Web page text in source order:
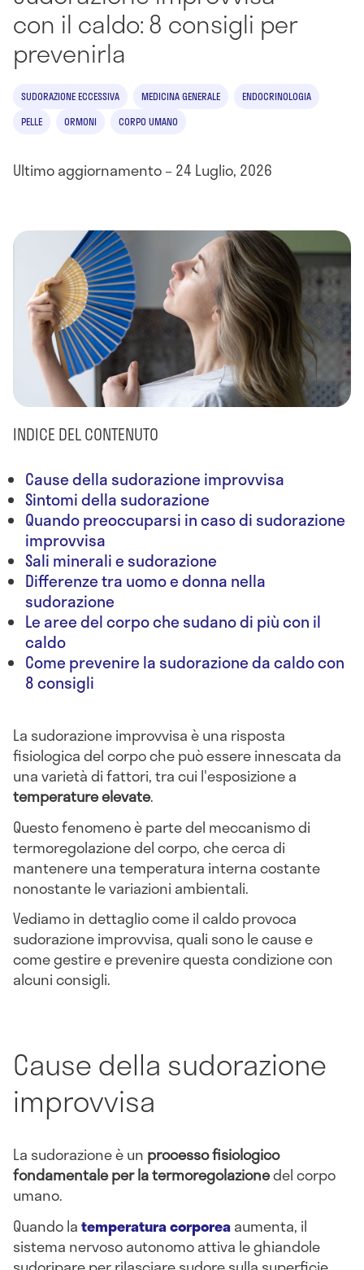
con il caldo: 8 consigli per
prevenirla
SUDORAZIONE ECCESSIVA MEDICINA GENERALE
ENDOCRINOLOGIA
PELLE
ORMONI CORPO UMANO
Ultimo aggiornamento – 24 Luglio, 2026
INDICE DEL CONTENUTO
Cause della sudorazione improvvisa
Sintomi della sudorazione
Quando preoccuparsi in caso di sudorazione
improvvisa
Sali minerali e sudorazione
Differenze tra uomo e donna nella
sudorazione
Le aree del corpo che sudano di più con il
caldo
Come prevenire la sudorazione da caldo con
8 consigli
La sudorazione improvvisa è una risposta
fisiologica del corpo che può essere innescata da
una varietà di fattori, tra cui l'esposizione a
temperature elevate.
Questo fenomeno è parte del meccanismo di
termoregolazione del corpo, che cerca di
mantenere una temperatura interna costante
nonostante le variazioni ambientali.
Vediamo in dettaglio come il caldo provoca
sudorazione improvvisa, quali sono le cause e
come gestire e prevenire questa condizione con
alcuni consigli.
Cause della sudorazione
improvvisa
La sudorazione è un processo fisiologico
fondamentale per la termoregolazionedel corpo
umano.
Quando latemperatura corporeaaumenta, il
sistema nervoso autonomo attiva le ghiandole